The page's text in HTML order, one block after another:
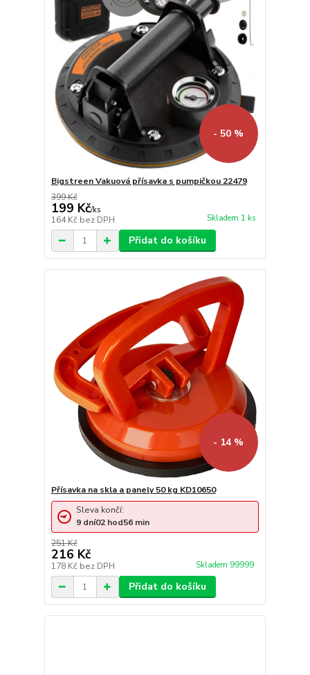
- 50 %
Bigstreen Vakuová přísavka s pumpičkou 22479
399 Kč
199 Kč/ks
164 Kč bez DPH Skladem 1 ks
Přidat do košíku
- 14 %
Přísavka na skla a panely 50 kg KD10650
251 Kč
216 Kč
178 Kč bez DPH Skladem 99999
Sleva končí:
9 dní02 hod56 min
Přidat do košíku